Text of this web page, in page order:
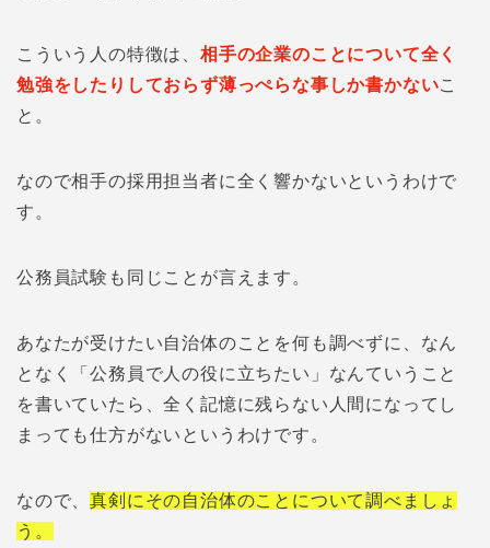
こういう人の特徴は、 相手の企業のことについて全く
勉強をしたりしておらず薄っぺらな事しか書かないこ
と。
なので相手の採用担当者に全く響かないというわけで
す。
公務員試験も同じことが言えます。
あなたが受けたい自治体のことを何も調べずに、なん
となく「公務員で人の役に立ちたい」なんていうこと
を書いていたら、全く記憶に残らない人間になってし
まっても仕方がないというわけです。
なので、真剣にその自治体のことについて調べましょ
う。